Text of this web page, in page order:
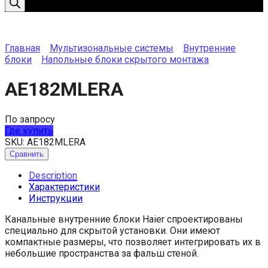
Главная Мультизональные системы
Внутренние
блоки
Напольные блоки скрытого монтажа
AE182MLERA
По запросу
Где купить
SKU: AE182MLERA
Сравнить
Description
Характеристики
Инструкции
Канальные внутренние блоки Haier спроектированы
специально для скрытой установки. Они имеют
компактные размеры, что позволяет интегрировать их в
небольшие пространства за фальш стеной.